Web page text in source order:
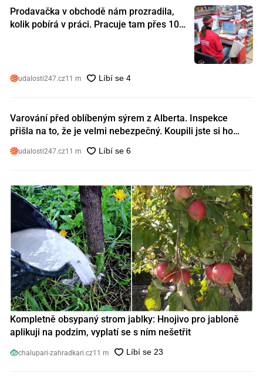
Prodavačka v obchodě nám prozradila,
kolik pobírá v práci. Pracuje tam přes 10
udalosti247.cz11 m
Varování před oblíbeným sýrem z Alberta. Inspekce
přišla na to, že je velmi nebezpečný. Koupili jste si ho
udalosti247.cz11 m
Kompletně obsypaný strom jablky: Hnojivo pro jabloně
aplikuji na podzim, vyplatí se s ním nešetřit
chalupari-zahradkari.cz11 m